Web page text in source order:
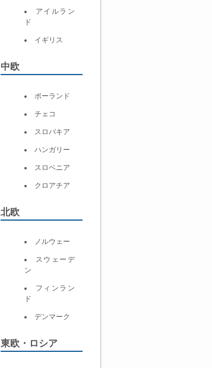
アイルラン
ド
イギリス
中欧
ポーランド
チェコ
スロバキア
ハンガリー
スロベニア
クロアチア
北欧
ノルウェー
スウェーデ
ン
フィンラン
ド
デンマーク
東欧・ロシア